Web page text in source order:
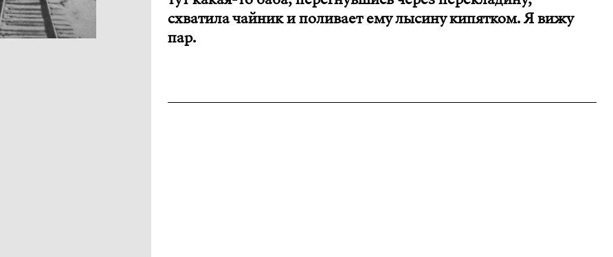
схватила чайник и поливает ему лысину кипятком. Я вижу
пар.